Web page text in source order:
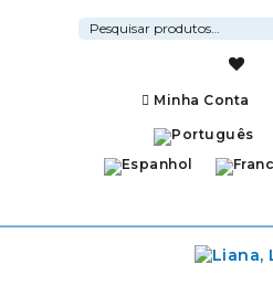
Pesquisar
por:
Minha Conta